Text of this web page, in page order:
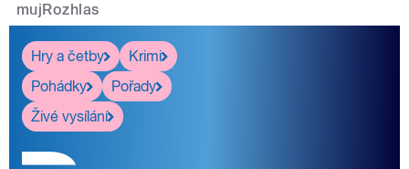
mujRozhlas
Hry a četby
Krimi
Pohádky
Pořady
Živé vysílání